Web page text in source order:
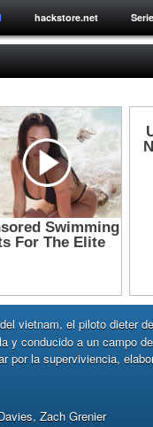
hackstore.net
vietnam, el piloto dieter
y conducido a un campo
por la superviviencia,
Zach Grenier